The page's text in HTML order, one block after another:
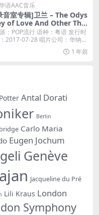
语AAC音乐
音室专辑]卫兰 – The Odys
of Love And Other Thin
[iTunes Plus M4A]
：POP流行 语种：粤语 发行时
2017-07-28 唱片公司：华纳唱
1 年前
Antal Dorati
Berlin
Carlo Maria
Eugen Jochum
Genève
Jacqueline du Pré
Lili Kraus London
Symphony